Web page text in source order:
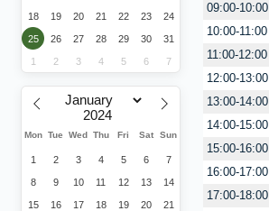
18 19 20 21 22 23 24
25 26 27 28 29 30 31
1 2 3 4 5 6 7
Mon Tue Wed Thu Fri Sat Sun
1 2 3 4 5 6 7
8 9 10 11 12 13 14
15 16 17 18 19 20 21
09:00-10:00
10:00-11:00
11:00-12:00
12:00-13:00
13:00-14:00
14:00-15:00
15:00-16:00
16:00-17:00
17:00-18:00